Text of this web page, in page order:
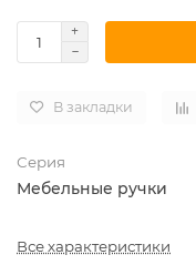
В закладки
Серия
Мебельные ручки
Все характеристики